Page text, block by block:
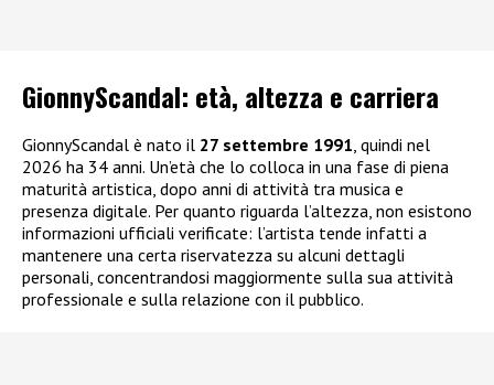
GionnyScandal: età, altezza e carriera
GionnyScandal è nato il 27 settembre 1991 , quindi nel
2026 ha 34 anni. Un’età che lo colloca in una fase di piena
maturità artistica, dopo anni di attività tra musica e
presenza digitale. Per quanto riguarda l’altezza, non esistono
informazioni ufficiali verificate: l’artista tende infatti a
mantenere una certa riservatezza su alcuni dettagli
personali, concentrandosi maggiormente sulla sua attività
professionale e sulla relazione con il pubblico.